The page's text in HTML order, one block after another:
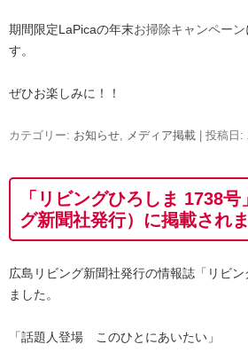
期間限定LaPicaの年末お掃除キャンペーン
す。
ぜひお楽しみに！！
カテゴリー: お知らせ メディア掲載 | 投稿日:
「リビングひろしま 1738
グ新聞社発行）に掲載され
広島リビング新聞社発行の情報誌「リビ
ました。
「話題人登場 このひとにあいたい」